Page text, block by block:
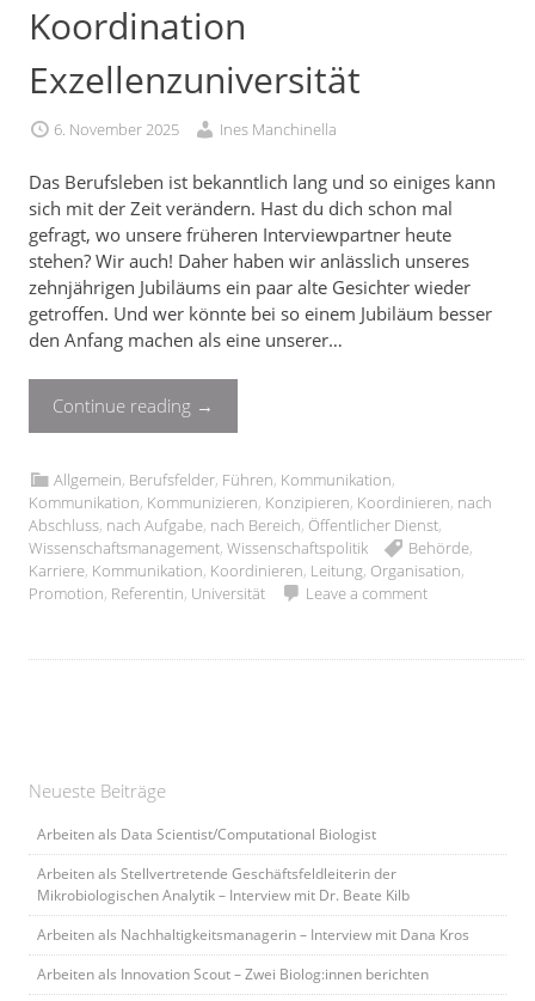
Koordination
Exzellenzuniversität
6. November 2025 Ines Manchinella
Das Berufsleben ist bekanntlich lang und so einiges kann
sich mit der Zeit verändern. Hast du dich schon mal
gefragt, wo unsere früheren Interviewpartner heute
stehen? Wir auch! Daher haben wir anlässlich unseres
zehnjährigen Jubiläums ein paar alte Gesichter wieder
getroffen. Und wer könnte bei so einem Jubiläum besser
den Anfang machen als eine unserer…
Continue reading →
Allgemein, Berufsfelder, Führen, Kommunikation,
Kommunikation, Kommunizieren, Konzipieren, Koordinieren, nach
Abschluss, nach Aufgabe, nach Bereich, Öffentlicher Dienst,
Wissenschaftsmanagement,Wissenschaftspolitik Behörde,
Karriere, Kommunikation, Koordinieren, Leitung, Organisation,
Promotion, Referentin, Universität Leave a comment
Neueste Beiträge
Arbeiten als Data Scientist/Computational Biologist
Arbeiten als Stellvertretende Geschäftsfeldleiterin der
Mikrobiologischen Analytik – Interview mit Dr. Beate Kilb
Arbeiten als Nachhaltigkeitsmanagerin – Interview mit Dana Kros
Arbeiten als Innovation Scout – Zwei Biolog:innen berichten